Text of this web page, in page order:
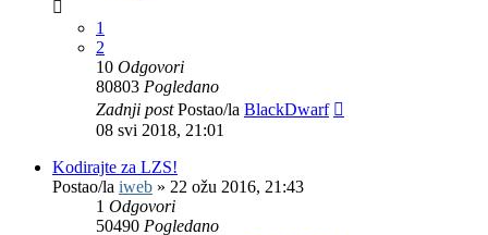
1
2
10 Odgovori
80803 Pogledano
Zadnji postPostao/la BlackDwarf
08 svi 2018, 21:01
Kodirajte za LZS!
Postao/la iweb » 22 ožu 2016, 21:43
1 Odgovori
50490 Pogledano